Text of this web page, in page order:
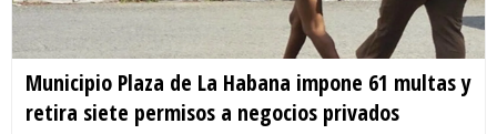
Municipio Plaza de La Habana impone 61 multas y
retira siete permisos a negocios privados